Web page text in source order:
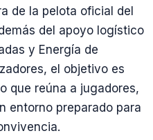
de la pelota oficial del
del apoyo logístico
y Energía de
el objetivo es
que reúna a jugadores,
entorno preparado para